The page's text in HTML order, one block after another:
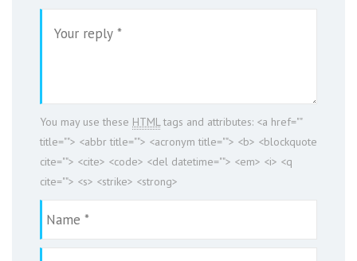
You may use these HTMLtags and attributes: <a href=""
title=""> <abbr title=""> <acronym title=""> <b> <blockquote
cite=""> <cite> <code> <del datetime=""> <em> <i> <q
cite=""> <s> <strike> <strong>